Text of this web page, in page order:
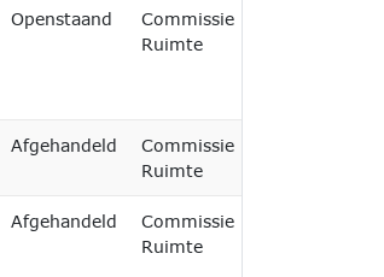
Openstaand
Commissie
Ruimte
Afgehandeld
Commissie
Ruimte
Afgehandeld
Commissie
Ruimte